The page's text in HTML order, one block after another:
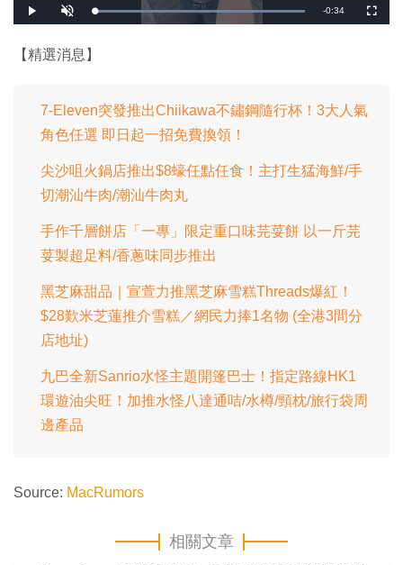
播
放
開
啟
載
入
%
剩
-0:34
全
螢
【精選消息】
7-Eleven突發推出Chiikawa不鏽鋼隨行杯！3大人氣
角色任選 即日起一招免費換領！
尖沙咀火鍋店推出$8蠔任點任食！主打生猛海鮮/手
切潮汕牛肉/潮汕牛肉丸
手作千層餅店「一專」限定重口味芫荽餅 以一斤芫
荽製超足料/香蔥味同步推出
黑芝麻甜品｜宣萱力推黑芝麻雪糕Threads爆紅！
$28歎米芝蓮推介雪糕／網民力捧1名物 (全港3間分
店地址)
九巴全新Sanrio水怪主題開篷巴士！指定路線HK1
環遊油尖旺！加推水怪八達通咭/水樽/頸枕/旅行袋周
邊產品
Source: MacRumors
相關文章